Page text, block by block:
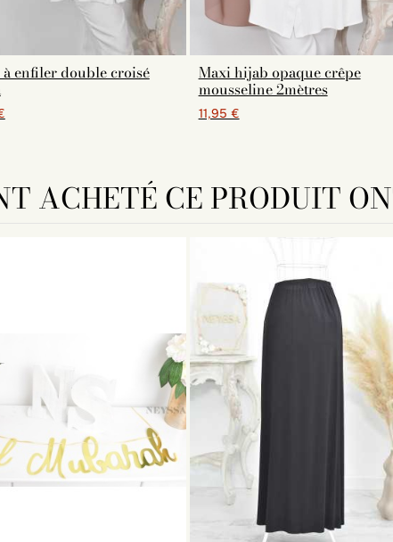
enfiler double croisé Maxi hijab opaque crêpe
mousseline 2mètres
11,95 €
ACHETÉ CE PRODUIT